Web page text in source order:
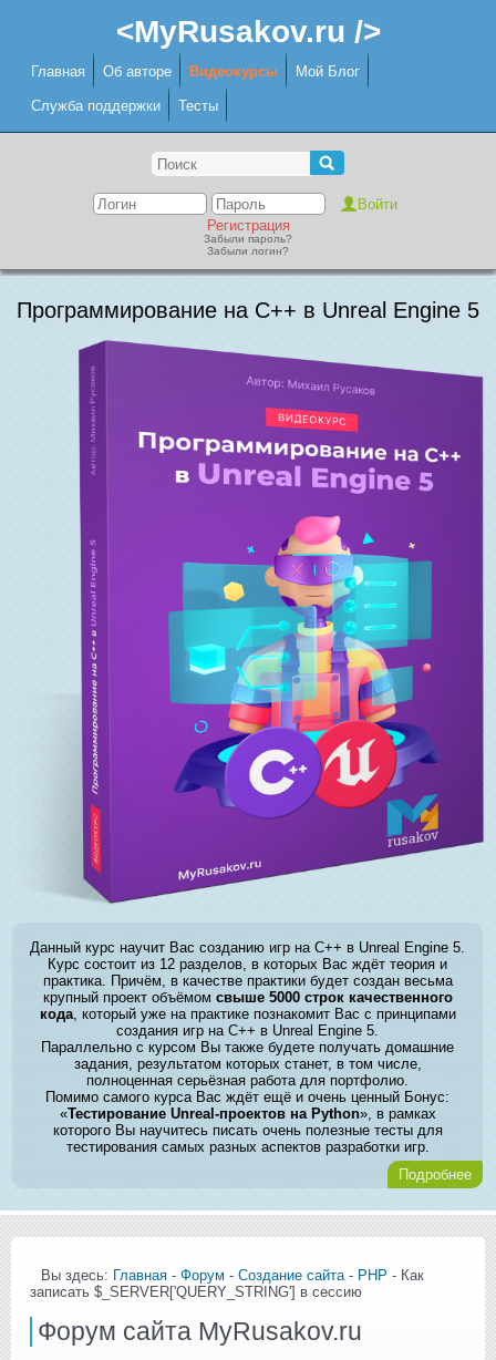
<MyRusakov.ru />
Главная Об авторе Видеокурсы Мой Блог
Служба поддержки Тесты
Регистрация
Забыли пароль?
Забыли логин?
Программирование на C++ в Unreal Engine 5
Данный курс научит Вас созданию игр на C++ в Unreal Engine 5.
Курс состоит из 12 разделов, в которых Вас ждёт теория и
практика. Причём, в качестве практики будет создан весьма
крупный проект объёмом свыше 5000 строк качественного
кода, который уже на практике познакомит Вас с принципами
создания игр на C++ в Unreal Engine 5.
Параллельно с курсом Вы также будете получать домашние
задания, результатом которых станет, в том числе,
полноценная серьёзная работа для портфолио.
Помимо самого курса Вас ждёт ещё и очень ценный Бонус:
«Тестирование Unreal-проектов на Python», в рамках
которого Вы научитесь писать очень полезные тесты для
тестирования самых разных аспектов разработки игр.
Подробнее
Вы здесь: Главная - Форум - Создание сайта - PHP - Как
записать $_SERVER['QUERY_STRING'] в сессию
Форум сайта MyRusakov.ru